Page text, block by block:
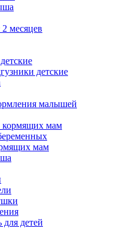
месяцев
детские
малышей
кормящих мам
мам
детей